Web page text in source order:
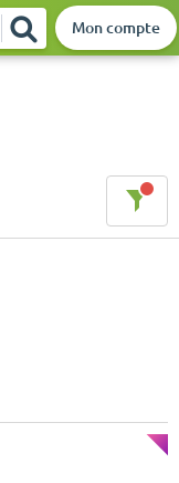
Mon compte